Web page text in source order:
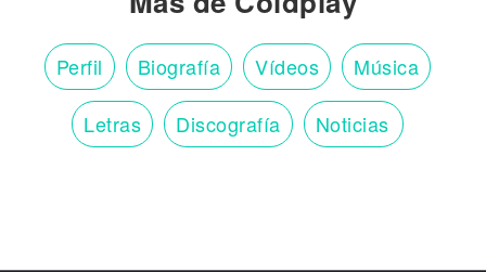
Perfil Biografía Vídeos Música
Letras Discografía Noticias